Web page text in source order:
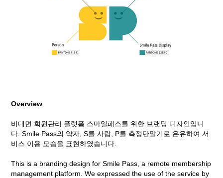
Overview
비대면 회원관리 플랫폼 스마일패스를 위한 브랜딩 디자인입니
다. Smile Pass의 약자, S를 사람, P를 측정단말기로 은유하여 서
비스 이용 모습을 표현하였습니다.
This is a branding design for Smile Pass, a remote membership
management platform. We expressed the use of the service by